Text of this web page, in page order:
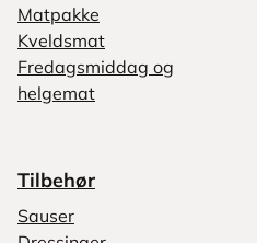
Matpakke
Kveldsmat
Fredagsmiddag og
helgemat
Tilbehør
Sauser